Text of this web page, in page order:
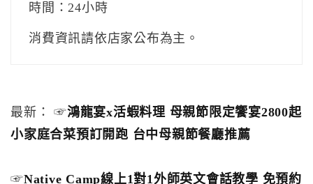
時間：24小時
消費資訊請依店家公布為主。
最新： ☞鴻龍宴x活蝦料理 母親節限定饗宴2800起
小家庭合菜預訂開跑 台中母親節餐廳推薦
☞Native Camp線上1對1外師英文會話教學 免預約